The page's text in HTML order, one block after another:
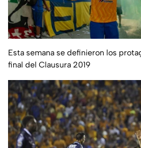
Esta semana se definieron los
final del Clausura 2019